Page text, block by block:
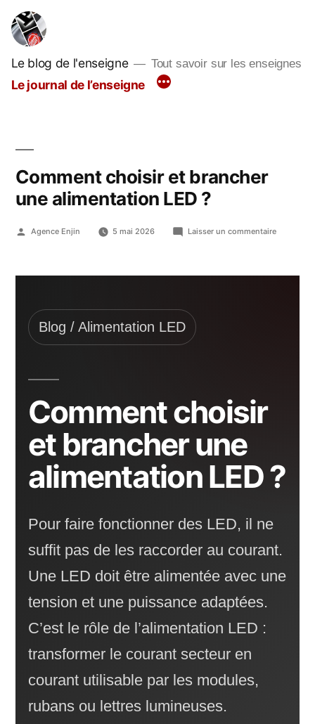
au
contenu
Le blog de l'enseigne Tout savoir sur les enseignes
Le journal de l’enseigne
Comment choisir et brancher
une alimentation LED ?
Publié
Agence Enjin 5 mai 2026 Laisser un commentairesur
Blog / Alimentation LED
Comment choisir
et brancher une
alimentation LED ?
Pour faire fonctionner des LED, il ne
suffit pas de les raccorder au courant.
Une LED doit être alimentée avec une
tension et une puissance adaptées.
C’est le rôle de l’alimentation LED :
transformer le courant secteur en
courant utilisable par les modules,
rubans ou lettres lumineuses.